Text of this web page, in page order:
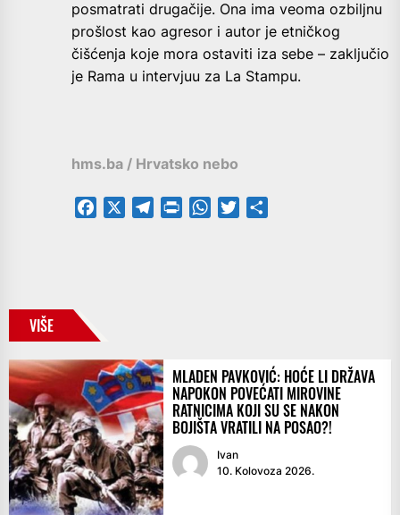
posmatrati drugačije. Ona ima veoma ozbiljnu
prošlost kao agresor i autor je etničkog
čišćenja koje mora ostaviti iza sebe – zaključio
je Rama u intervjuu za La Stampu.
hms.ba / Hrvatsko nebo
Facebook TelegramPrintFriendly
WhatsApp
Twitter
VIŠE
MLADEN PAVKOVIĆ: HOĆE LI DRŽAVA
NAPOKON POVEĆATI MIROVINE
RATNICIMA KOJI SU SE NAKON
BOJIŠTA VRATILI NA POSAO?!
Ivan
10. Kolovoza 2026.